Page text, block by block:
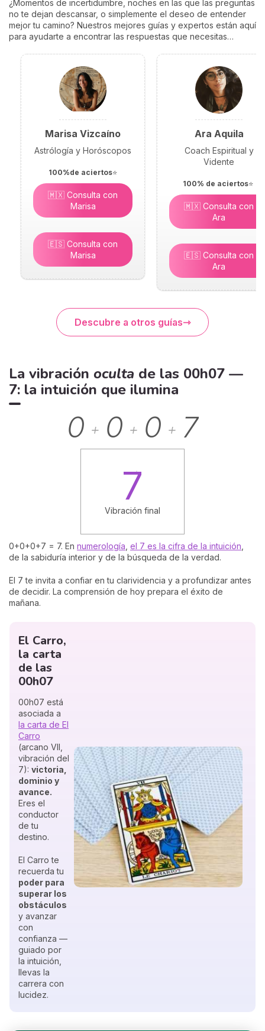
¿Momentos de incertidumbre, noches en las que las preguntas
no te dejan descansar, o simplemente el deseo de entender
mejor tu camino? Nuestros mejores guías y expertos están aquí
para ayudarte a encontrar las respuestas que necesitas…
Marisa Vizcaíno
Astrólogía y Horóscopos
100%de aciertos⭐
🇲🇽 Consulta con
Marisa
🇪🇸 Consulta con
Marisa
Ara Aquila
Coach Espiritual y
Vidente
100% de aciertos⭐
🇲🇽 Consulta con
Ara
🇪🇸 Consulta con
Ara
Descubre a otros guías
La vibración oculta de las 00h07 —
7: la intuición que ilumina
0 + 0 + 0 + 7
7
Vibración final
0+0+0+7 = 7. En numerología el 7 es la cifra de la intuición
de la sabiduría interior y de la búsqueda de la verdad.
El 7 te invita a confiar en tu clarividencia y a profundizar antes
de decidir. La comprensión de hoy prepara el éxito de
mañana.
El Carro,
la carta
de las
00h07
00h07 está
asociada a
la carta de El
Carro
(arcano VII,
vibración del
7): victoria,
dominio y
avance.
Eres el
conductor
de tu
destino.
El Carro te
recuerda tu
poder para
superar los
obstáculos
y avanzar
con
confianza —
guiado por
la intuición,
llevas la
carrera con
lucidez.